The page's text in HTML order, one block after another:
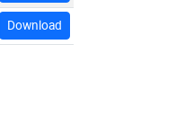
Download